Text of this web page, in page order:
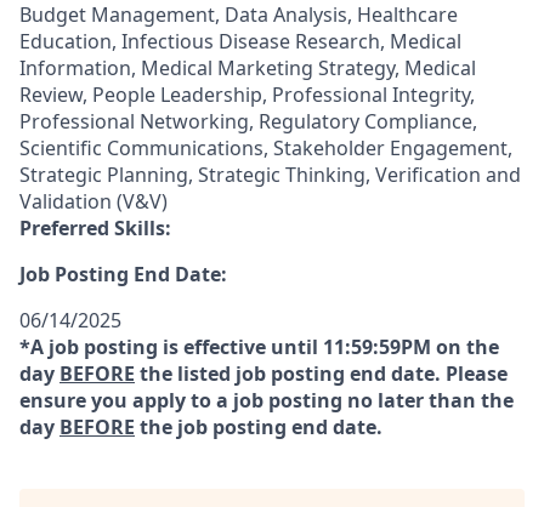
Budget Management, Data Analysis, Healthcare
Education, Infectious Disease Research, Medical
Information, Medical Marketing Strategy, Medical
Review, People Leadership, Professional Integrity,
Professional Networking, Regulatory Compliance,
Scientific Communications, Stakeholder Engagement,
Strategic Planning, Strategic Thinking, Verification and
Validation (V&V)
Preferred Skills:
Job Posting End Date:
06/14/2025
*A job posting is effective until 11:59:59PM on the
day BEFORE the listed job posting end date. Please
ensure you apply to a job posting no later than the
day BEFORE the job posting end date.